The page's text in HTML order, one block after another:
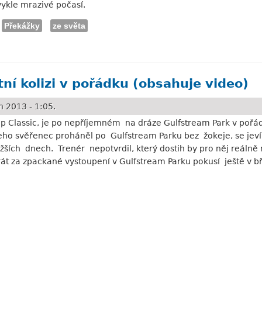
mrazivé počasí.
Překážky
ze světa
kolizi v pořádku (obsahuje video)
2013 - 1:05.
Classic, je po nepříjemném na dráze Gulfstream Park v
svěřenec proháněl po Gulfstream Parku bez žokeje, se
dnech. Trenér nepotvrdil, který dostih by pro něj
za zpackané vystoupení v Gulfstream Parku pokusí ještě v